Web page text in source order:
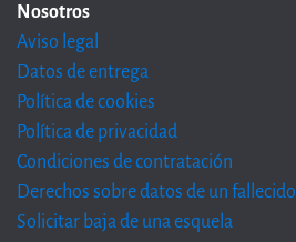
Nosotros
Aviso legal
Datos de entrega
Política de cookies
Política de privacidad
Condiciones de contratación
Derechos sobre datos de un fallecido
Solicitar baja de una esquela